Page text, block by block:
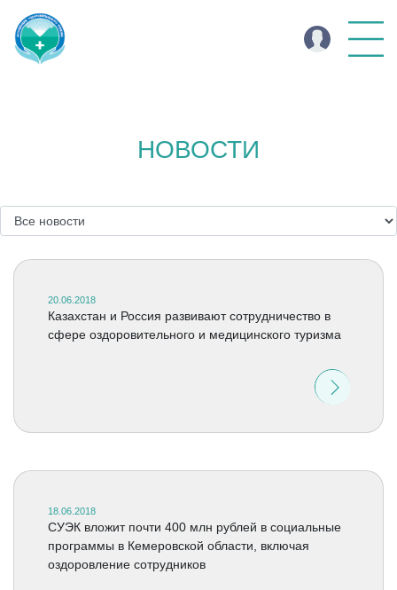
НОВОСТИ
20.06.2018
Казахстан и Россия развивают сотрудничество в
сфере оздоровительного и медицинского туризма
18.06.2018
СУЭК вложит почти 400 млн рублей в социальные
программы в Кемеровской области, включая
оздоровление сотрудников